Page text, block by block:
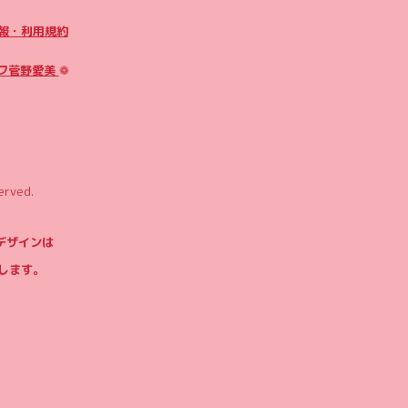
・利用規約
菅野愛美 ❁
ザインは
す。